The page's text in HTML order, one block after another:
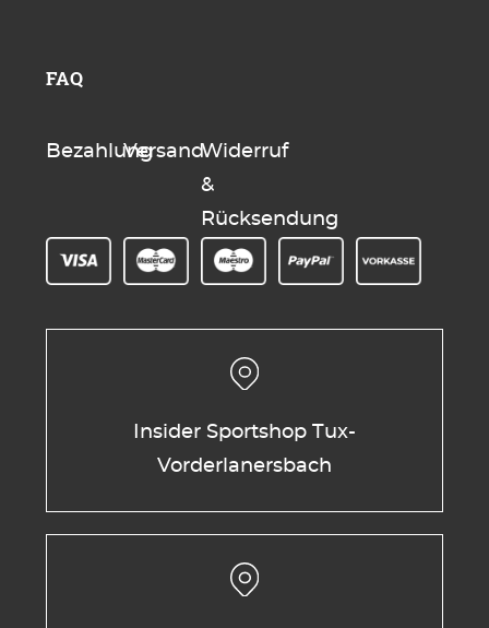
FAQ
BezahlungVersandWiderruf
&
Rücksendung
Insider Sportshop Tux-
Vorderlanersbach